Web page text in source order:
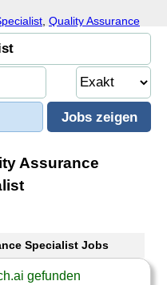
Quality Assurance
,Quality Assurance
Assurance
Specialist Jobs
gefunden